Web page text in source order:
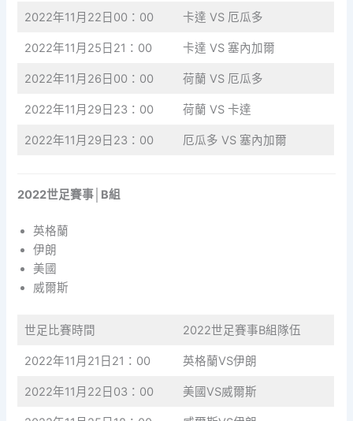
2022年11月22日00：00 卡達 VS 厄瓜多
2022年11月25日21：00 卡達 VS 塞內加爾
2022年11月26日00：00 荷蘭 VS 厄瓜多
2022年11月29日23：00 荷蘭 VS 卡達
2022年11月29日23：00 厄瓜多 VS 塞內加爾
2022世足賽事│B組
英格蘭
伊朗
美國
威爾斯
世足比賽時間 2022世足賽事B組隊伍
2022年11月21日21：00 英格蘭VS伊朗
2022年11月22日03：00 美國VS威爾斯